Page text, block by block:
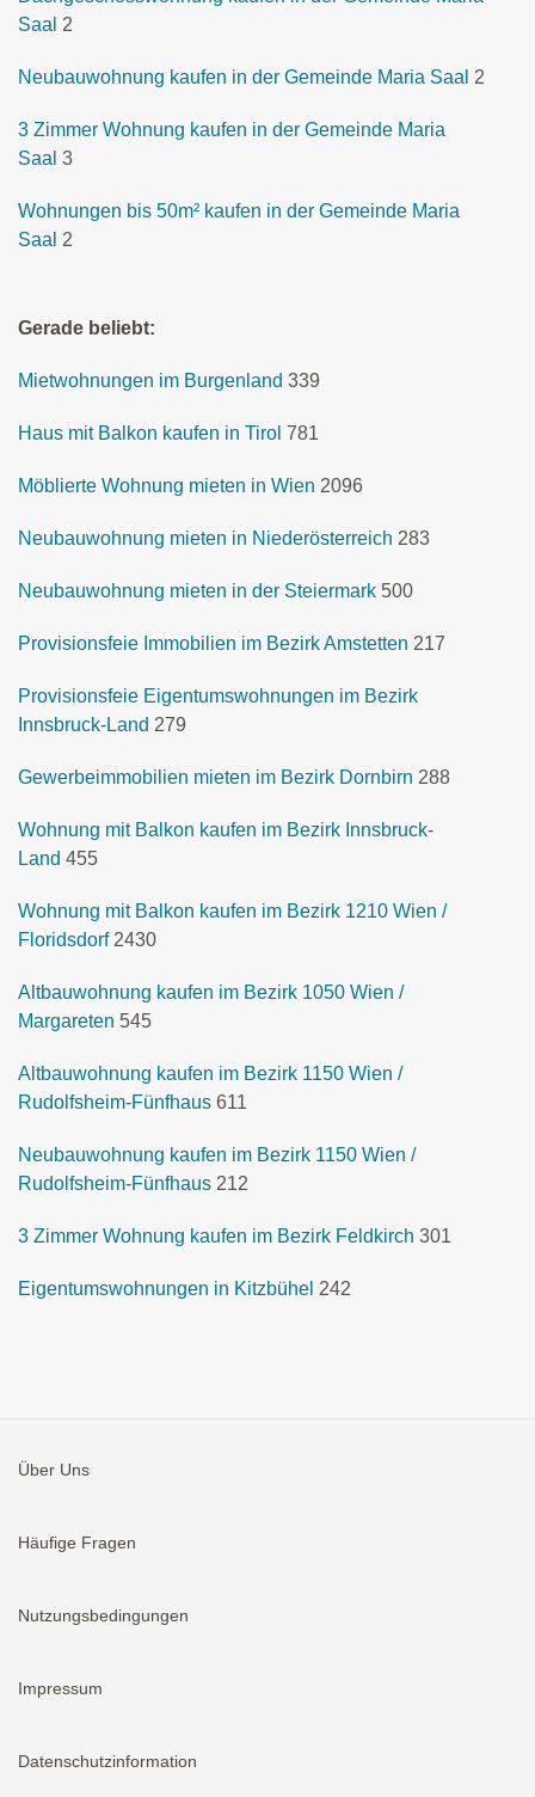
Saal 2
Neubauwohnung kaufen in der Gemeinde Maria Saal 2
3 Zimmer Wohnung kaufen in der Gemeinde Maria
Saal 3
Wohnungen bis 50m² kaufen in der Gemeinde Maria
Saal 2
Gerade beliebt:
Mietwohnungen im Burgenland 339
Haus mit Balkon kaufen in Tirol 781
Möblierte Wohnung mieten in Wien 2096
Neubauwohnung mieten in Niederösterreich 283
Neubauwohnung mieten in der Steiermark 500
Provisionsfeie Immobilien im Bezirk Amstetten 217
Provisionsfeie Eigentumswohnungen im Bezirk
Innsbruck-Land 279
Gewerbeimmobilien mieten im Bezirk Dornbirn 288
Wohnung mit Balkon kaufen im Bezirk Innsbruck-
Land 455
Wohnung mit Balkon kaufen im Bezirk 1210 Wien /
Floridsdorf 2430
Altbauwohnung kaufen im Bezirk 1050 Wien /
Margareten 545
Altbauwohnung kaufen im Bezirk 1150 Wien /
Rudolfsheim-Fünfhaus 611
Neubauwohnung kaufen im Bezirk 1150 Wien /
Rudolfsheim-Fünfhaus 212
3 Zimmer Wohnung kaufen im Bezirk Feldkirch 301
Eigentumswohnungen in Kitzbühel 242
Über Uns
Häufige Fragen
Nutzungsbedingungen
Impressum
Datenschutzinformation